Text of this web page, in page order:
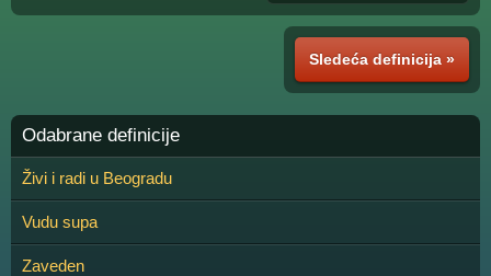
Sledeća definicija »
Odabrane definicije
Živi i radi u Beogradu
Vudu supa
Zaveden